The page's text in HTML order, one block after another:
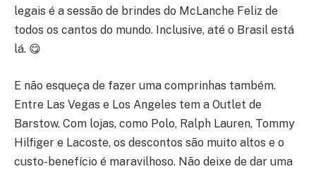
legais é a sessão de brindes do McLanche Feliz de
todos os cantos do mundo. Inclusive, até o Brasil está
lá. 😋
E não esqueça de fazer uma comprinhas também.
Entre Las Vegas e Los Angeles tem a Outlet de
Barstow. Com lojas, como Polo, Ralph Lauren, Tommy
Hilfiger e Lacoste, os descontos são muito altos e o
custo-benefício é maravilhoso. Não deixe de dar uma